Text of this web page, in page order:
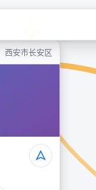
西安市长安区